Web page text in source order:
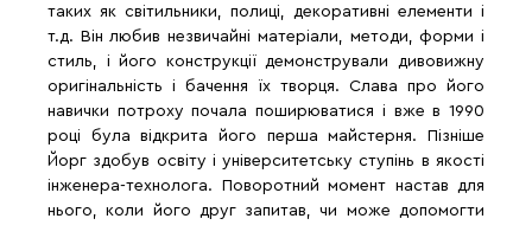
таких як світильники, полиці, декоративні елементи і
т.д. Він любив незвичайні матеріали, методи, форми і
стиль, і його конструкції демонстрували дивовижну
оригінальність і бачення їх творця. Слава про його
навички потроху почала поширюватися і вже в 1990
році була відкрита його перша майстерня. Пізніше
Йорг здобув освіту і університетську ступінь в якості
інженера-технолога. Поворотний момент настав для
нього, коли його друг запитав, чи може допомогти